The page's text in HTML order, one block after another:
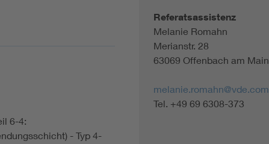
6-4:
- Typ 4-
Referatsassistenz
Melanie Romahn
Merianstr. 28
63069 Offenbach am Main
melanie.romahn@vde.com
Tel. +49 69 6308-373